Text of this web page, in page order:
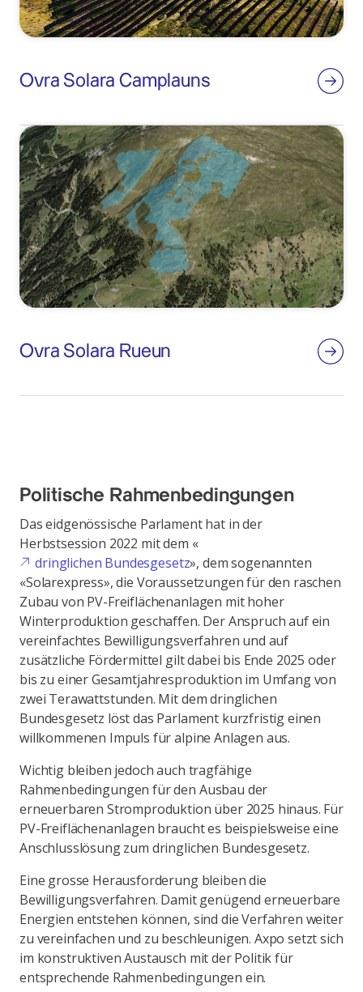
Ovra Solara Camplauns
Ovra Solara Rueun
Politische Rahmenbedingungen
Das eidgenössische Parlament hat in der
Herbstsession 2022 mit dem «
dringlichen Bundesgesetz», dem sogenannten
«Solarexpress», die Voraussetzungen für den raschen
Zubau von PV-Freiflächenanlagen mit hoher
Winterproduktion geschaffen. Der Anspruch auf ein
vereinfachtes Bewilligungsverfahren und auf
zusätzliche Fördermittel gilt dabei bis Ende 2025 oder
bis zu einer Gesamtjahresproduktion im Umfang von
zwei Terawattstunden. Mit dem dringlichen
Bundesgesetz löst das Parlament kurzfristig einen
willkommenen Impuls für alpine Anlagen aus.
Wichtig bleiben jedoch auch tragfähige
Rahmenbedingungen für den Ausbau der
erneuerbaren Stromproduktion über 2025 hinaus. Für
PV-Freiflächenanlagen braucht es beispielsweise eine
Anschlusslösung zum dringlichen Bundesgesetz.
Eine grosse Herausforderung bleiben die
Bewilligungsverfahren. Damit genügend erneuerbare
Energien entstehen können, sind die Verfahren weiter
zu vereinfachen und zu beschleunigen. Axpo setzt sich
im konstruktiven Austausch mit der Politik für
entsprechende Rahmenbedingungen ein.